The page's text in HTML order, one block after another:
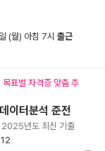
(월) 아침 7시 출근
목표별 자격증 맞춤 추
이터분석 준전
년도 최신 기출